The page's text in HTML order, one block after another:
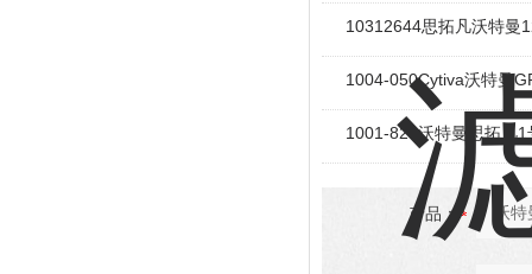
10312644思拓凡沃特曼
1004-050Cytiva沃特曼
1001-824沃特曼思拓凡
产品：